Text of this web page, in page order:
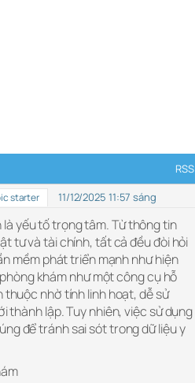
RSS
starter 11/12/2025 11:57 sáng
là yếu tố trọng tâm. Từ thông tin
tư và tài chính, tất cả đều đòi hỏi
mềm phát triển mạnh như hiện
khám như một công cụ hỗ
thuộc nhờ tính linh hoạt, dễ sử
thành lập. Tuy nhiên, việc sử dụng
để tránh sai sót trong dữ liệu y